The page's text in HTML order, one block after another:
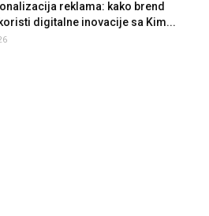
reklama: kako brend
digitalne inovacije sa Kim...